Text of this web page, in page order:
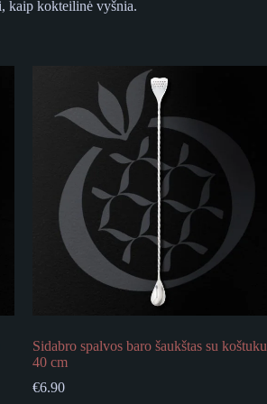
kaip kokteilinė vyšnia.
Sidabro spalvos baro šaukštas su koštuku
40 cm
€6.90